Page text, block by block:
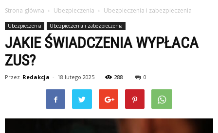
Strona główna Ubezpieczenia Ubezpieczenia i zabezpieczenia
Ubezpieczenia Ubezpieczenia i zabezpieczenia
JAKIE ŚWIADCZENIA WYPŁACA
ZUS?
Przez Redakcja - 18 lutego 2025 288 0